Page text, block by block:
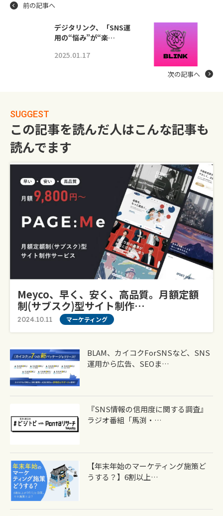
前の記事へ
デジタリンク、「SNS運
用の“悩み”が“楽…
2025.01.17
次の記事へ
SUGGEST
この記事を読んだ人はこんな記事も
読んでます
Meyco、早く、安く、高品質。月額定額
制(サブスク)型サイト制作…
2024.10.11 マーケティング
BLAM、カイコクforSNSなど、SNS
運用から広告、SEOま…
『SNS情報の信用度に関する調査』
ラジオ番組「馬渕・…
【年末年始のマーケティング施策ど
うする？】6割以上…